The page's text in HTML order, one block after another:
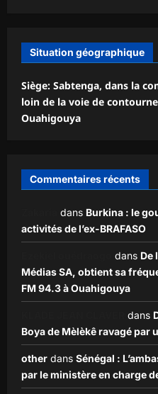
Situation géographique
Siège: Sabtenga, dans la
loin de la voie de
Ouahigouya
Commentaires récents
dans Burkina : le
activités de l’ex-BRAFASO
dans De
Médias SA, obtient sa
FM 94.3 à Ouahigouya
dans
Boya de Mèlèkê ravagé par
other dans Sénégal :
par le ministère en charge